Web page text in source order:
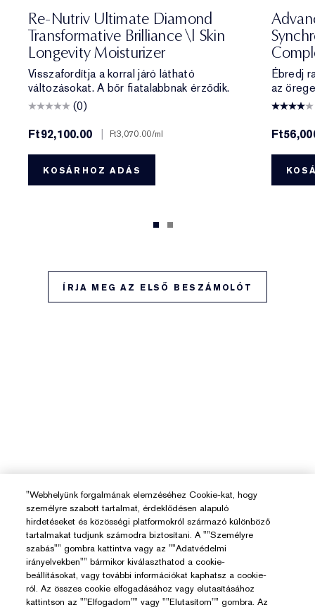
Re-Nutriv Ultimate Diamond
Transformative Brilliance \| Skin
Longevity Moisturizer
Visszafordítja a korral járó látható
változásokat. A bőr fiatalabbnak érződik.
(0)
Ft92,100.00
Ft3,070.00/ml
KOSÁRHOZ ADÁS
Ébredj
az
ÍRJA MEG AZ ELSŐ BESZÁMOLÓT
"Webhelyünk forgalmának elemzéséhez Cookie-kat, hogy
személyre szabott tartalmat, érdeklődésen alapuló
hirdetéseket és közösségi platformokról származó különböző
tartalmakat tudjunk számodra biztosítani. A ""Személyre
szabás"" gombra kattintva vagy az ""Adatvédelmi
irányelvekben"" bármikor kiválaszthatod a cookie-
beállításokat, vagy további információkat kaphatsz a cookie-
ról. Az összes cookie elfogadásához vagy elutasításához
kattintson az ""Elfogadom"" vagy ""Elutasítom"" gombra. Az